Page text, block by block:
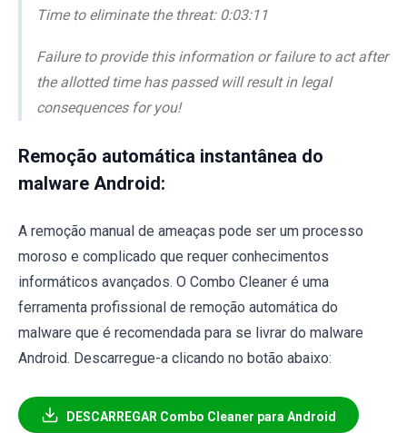
Time to eliminate the threat: 0:03:11
Failure to provide this information or failure to act after
the allotted time has passed will result in legal
consequences for you!
Remoção automática instantânea do
malware Android:
A remoção manual de ameaças pode ser um processo
moroso e complicado que requer conhecimentos
informáticos avançados. O Combo Cleaner é uma
ferramenta profissional de remoção automática do
malware que é recomendada para se livrar do malware
Android. Descarregue-a clicando no botão abaixo:
DESCARREGAR Combo Cleaner para Android